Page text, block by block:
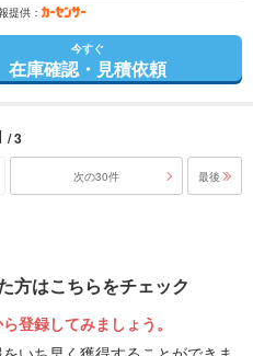
提供：
今すぐ
在庫確認・見積依頼
/ 3
次の30件 最後
方はこちらをチェック
登録してみましょう。